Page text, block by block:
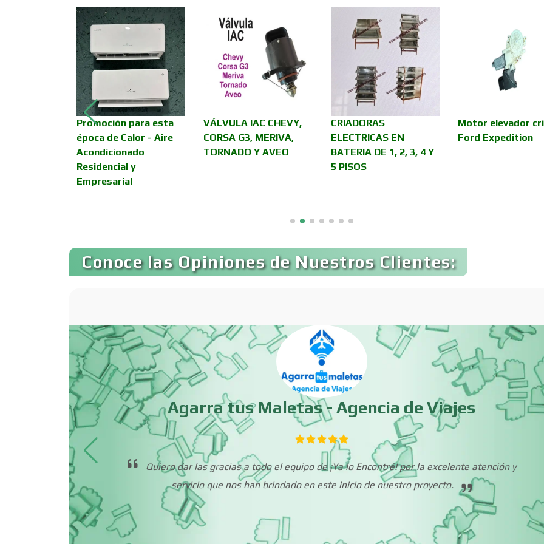
Asesoría Fiscal Asilos Asociaciones
Asociaciones
Empresariales
Audio, Sonido e
Iluminación
Audios para
Autobuses Automatización
Automóviles
Usados
Autopartes Eléctricas
Banquetes
Basculas Bebidas
Cafeterías Cajas de Ahorro Cámaras de
Camiones para Fletes Cancelería de Aluminio Capacitación
Carnicerías Carpinterías Centros
Centros de
Espectáculos
Centros Turísticos
Promoción para esta
época de Calor - Aire
Acondicionado
Residencial y
Empresarial
VÁLVULA IAC CHEVY,
CORSA G3, MERIVA,
TORNADO Y AVEO
CRIADORAS
ELECTRICAS EN
BATERIA DE 1, 2, 3, 4 Y
5 PISOS
Motor elevador
Ford Expedition
Conoce las Opiniones de Nuestros Clientes:
Agarra tus Maletas - Agencia de Viajes
Quiero dar las gracias a todo el equipo de ¡Ya lo Encontré! por la excelente atención y
servicio que nos han brindado en este inicio de nuestro proyecto.